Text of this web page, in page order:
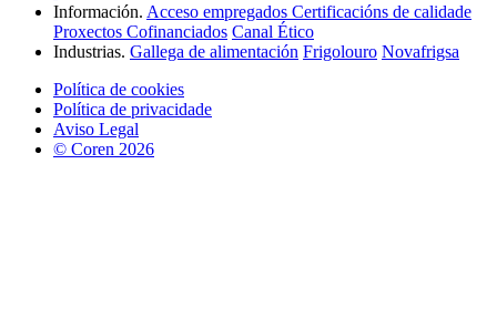
Información. Acceso empregados Certificacións de calidade
Proxectos Cofinanciados Canal Ético
Industrias. Gallega de alimentación Frigolouro Novafrigsa
Política de cookies
Política de privacidade
Aviso Legal
© Coren 2026